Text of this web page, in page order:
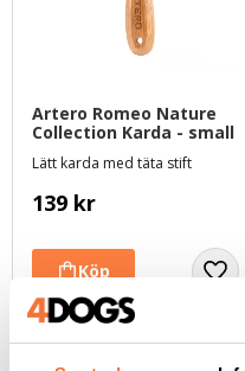
Artero Romeo Nature
Collection Karda - small
Lätt karda med täta stift
139 kr